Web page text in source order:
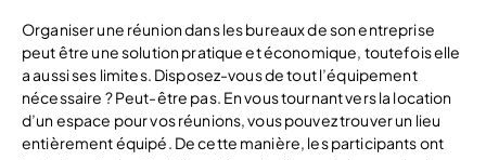
Organiser une réunion dans les bureaux de son entreprise
peut être une solution pratique et économique, toutefois elle
a aussi ses limites. Disposez-vous de tout l’équipement
nécessaire ? Peut-être pas. En vous tournant vers la location
d’un espace pour vos réunions, vous pouvez trouver un lieu
entièrement équipé. De cette manière, les participants ont